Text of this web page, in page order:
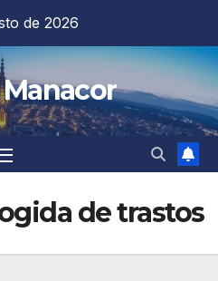
de 2026
de trastos